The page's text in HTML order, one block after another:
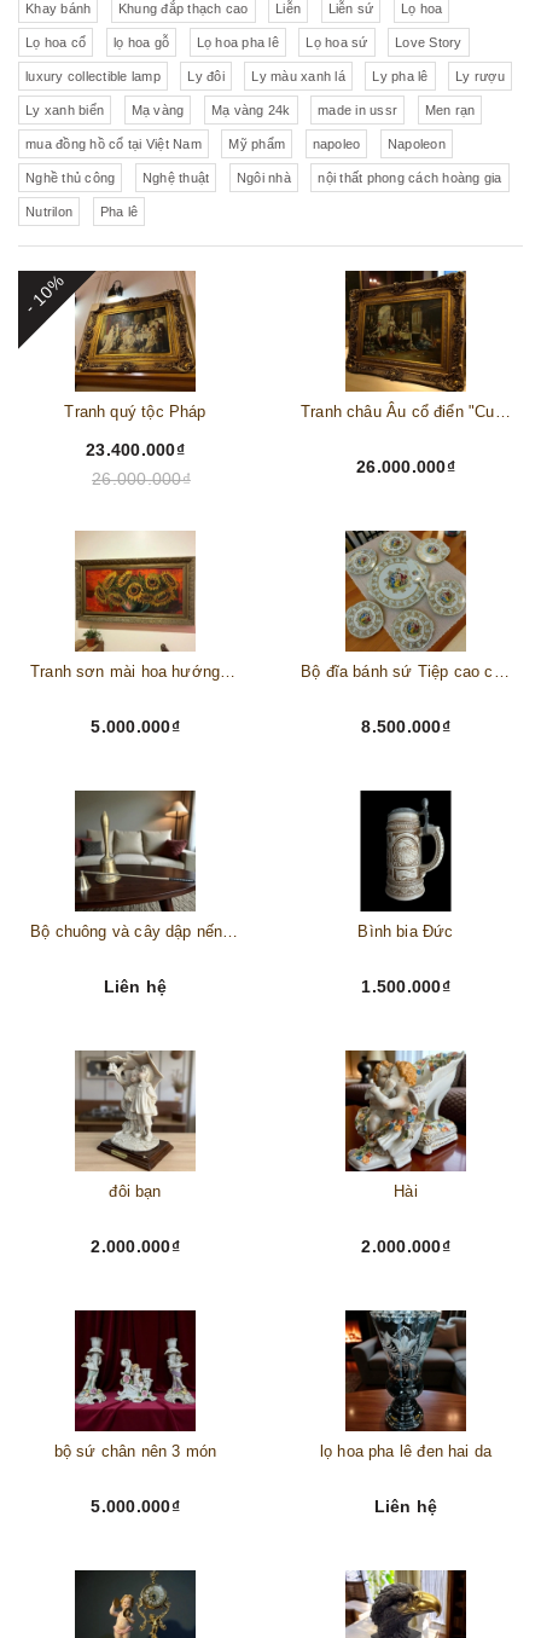
Khay bánh Khung đắp thạch cao Liễn Liễn sứ Lọ hoa
Lọ hoa cổ lọ hoa gỗ Lọ hoa pha lê Lọ hoa sứ Love Story
luxury collectible lamp Ly đôi Ly màu xanh lá Ly pha lê Ly rượu
Ly xanh biển Mạ vàng Mạ vàng 24k made in ussr Men rạn
mua đồng hồ cổ tại Việt Nam Mỹ phẩm napoleo Napoleon
Nghề thủ công Nghệ thuật Ngôi nhà nội thất phong cách hoàng gia
Nutrilon Pha lê
- 10%
Tranh quý tộc Pháp
23.400.000₫
26.000.000₫
Tranh châu Âu cổ điển "Cuộc sống lao động"
26.000.000₫
Tranh sơn mài hoa hướng dương châu Âu
5.000.000₫
Bộ đĩa bánh sứ Tiệp cao cấp – Biểu tượng tinh tế cho bàn tiệc thượng lưu
8.500.000₫
Bộ chuông và cây dập nến đồng
Liên hệ
Bình bia Đức
1.500.000₫
đôi bạn
2.000.000₫
Hài
2.000.000₫
bộ sứ chân nên 3 món
5.000.000₫
lọ hoa pha lê đen hai da
Liên hệ